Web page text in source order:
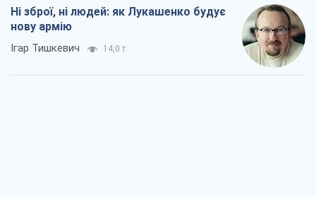
Ні зброї, ні людей: як Лукашенко будує
нову армію
Ігар Тишкевич 14,0 т.